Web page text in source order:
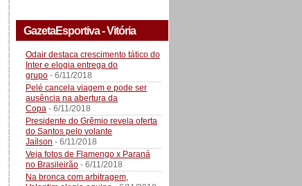
GazetaEsportiva - Vitória
Odair destaca crescimento tático do
Inter e elogia entrega do
grupo - 6/11/2018
Pelé cancela viagem e pode ser
ausência na abertura da
Copa - 6/11/2018
Presidente do Grêmio revela oferta
do Santos pelo volante
Jaílson - 6/11/2018
Veja fotos de Flamengo x Paraná
no Brasileirão - 6/11/2018
Na bronca com arbitragem,